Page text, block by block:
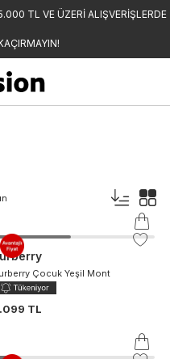
TL VE ÜZERİ ALIŞVERİŞLERDE
Çocuk Yeşil Mont
TL